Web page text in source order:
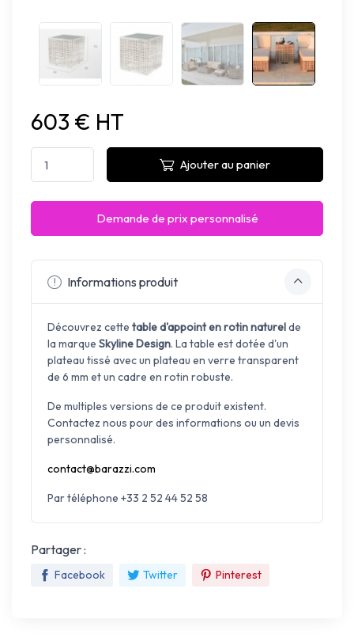
603 € HT
Ajouter au panier
Demande de prix personnalisé
Informations produit
Découvrez cette table d'appoint en rotin naturelde
la marque Skyline Design. La table est dotée d'un
plateau tissé avec un plateau en verre transparent
de 6 mm et un cadre en rotin robuste.
De multiples versions de ce produit existent.
Contactez nous pour des informations ou un devis
personnalisé.
contact@barazzi.com
Par téléphone +33 2 52 44 52 58
Partager :
Facebook Twitter Pinterest